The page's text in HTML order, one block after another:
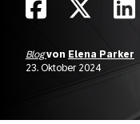
Blogvon Elena Parker
23. Oktober 2024